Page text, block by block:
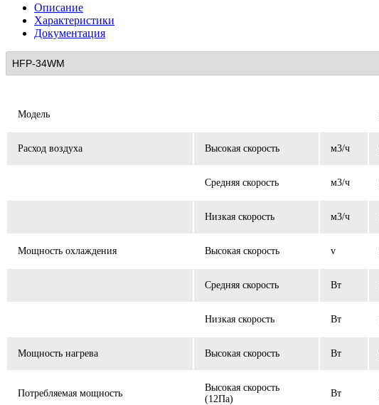
Описание
Характеристики
Документация
Модель
Расход воздуха Высокая скорость м3/ч
Средняя скорость м3/ч
Низкая скорость м3/ч
Мощность охлаждения Высокая скорость v
Средняя скорость Вт
Низкая скорость Вт
Мощность нагрева Высокая скорость Вт
Потребляемая мощность
Высокая скорость
(12Пa)
Вт